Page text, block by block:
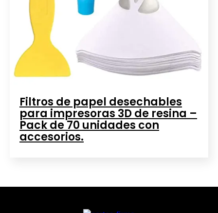
Filtros de papel desechables
para impresoras 3D de resina –
Pack de 70 unidades con
accesorios.